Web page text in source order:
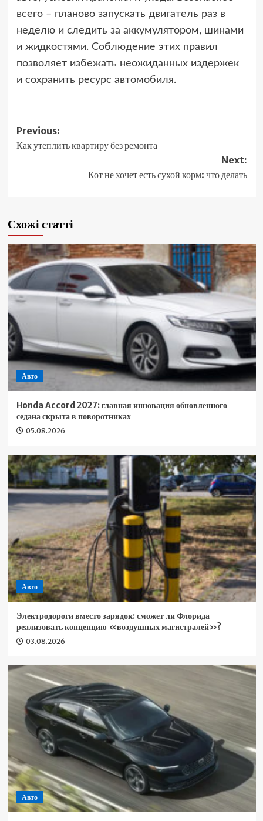
всего – планово запускать двигатель раз в
неделю и следить за аккумулятором, шинами
и жидкостями. Соблюдение этих правил
позволяет избежать неожиданных издержек
и сохранить ресурс автомобиля.
Post
navigation
Previous:
Как утеплить квартиру без ремонта
Next:
Кот не хочет есть сухой корм: что делать
Схожі статті
Авто
Honda Accord 2027: главная инновация обновленного
седана скрыта в поворотниках
05.08.2026
Авто
Электродороги вместо зарядок: сможет ли Флорида
реализовать концепцию «воздушных магистралей»?
03.08.2026
Авто